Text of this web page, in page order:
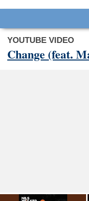
YOUTUBE VIDEO
Change (feat.